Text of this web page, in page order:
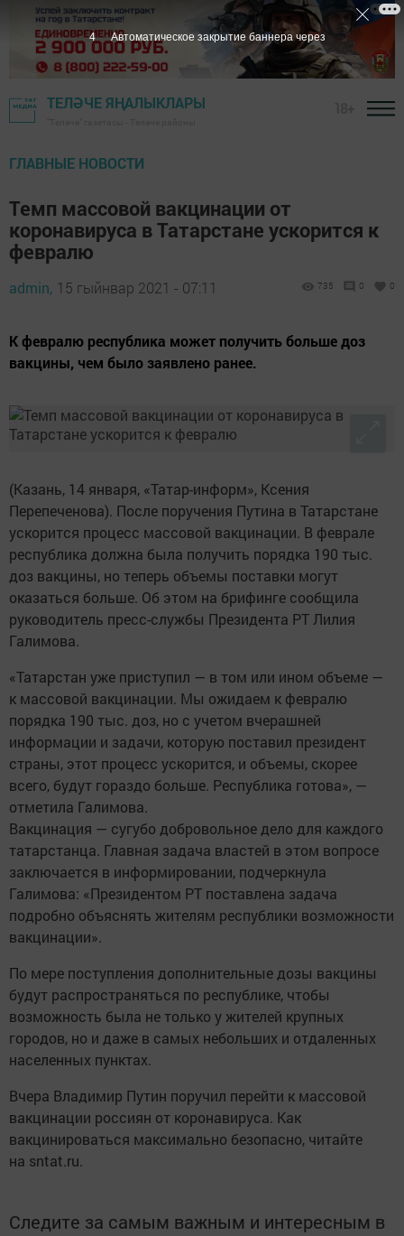
ТЕЛӘЧЕ ЯҢАЛЫКЛАРЫ
ГЛАВНЫЕ НОВОСТИ
Темп массовой вакцинации от
коронавируса в Татарстане ускорится к
февралю
admin, 15 гыйнвар 2021 - 07:11 735 0 0
К февралю республика может получить больше доз
вакцины, чем было заявлено ранее.
(Казань, 14 января, «Татар-информ», Ксения
Перепеченова). После поручения Путина в Татарстане
ускорится процесс массовой вакцинации. В феврале
республика должна была получить порядка 190 тыс.
доз вакцины, но теперь объемы поставки могут
оказаться больше. Об этом на брифинге сообщила
руководитель пресс-службы Президента РТ Лилия
Галимова.
«Татарстан уже приступил — в том или ином объеме —
к массовой вакцинации. Мы ожидаем к февралю
порядка 190 тыс. доз, но с учетом вчерашней
информации и задачи, которую поставил президент
страны, этот процесс ускорится, и объемы, скорее
всего, будут гораздо больше. Республика готова», —
отметила Галимова.
Вакцинация — сугубо добровольное дело для каждого
татарстанца. Главная задача властей в этом вопросе
заключается в информировании, подчеркнула
Галимова: «Президентом РТ поставлена задача
подробно объяснять жителям республики возможности
вакцинации».
По мере поступления дополнительные дозы вакцины
будут распространяться по республике, чтобы
возможность была не только у жителей крупных
городов, но и даже в самых небольших и отдаленных
населенных пунктах.
Вчера Владимир Путин поручил перейти к массовой
вакцинации россиян от коронавируса. Как
вакцинироваться максимально безопасно, читайте
на sntat.ru.
Следите за самым важным и интересным в
3 Автоматическое закрытие баннера через